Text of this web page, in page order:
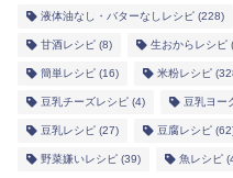
液体油なし・バターなしレシピ(228)
甘酒レシピ(8) 生おからレシピ
簡単レシピ(16) 米粉レシピ
豆乳チーズレシピ(4) 豆乳ヨー
豆乳レシピ(27) 豆腐レシピ
野菜嫌いレシピ(39) 魚レシピ